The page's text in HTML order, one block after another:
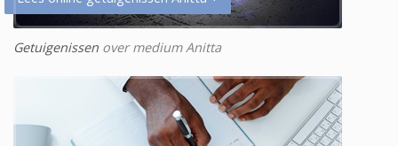
Getuigenissen over medium Anitta